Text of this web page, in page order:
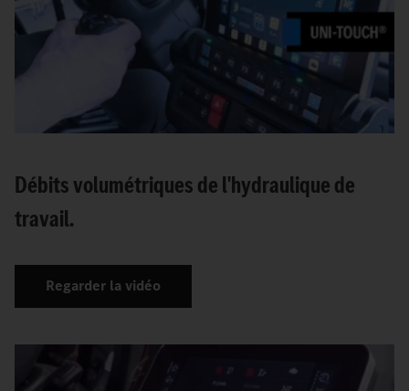
Débits volumétriques de l'hydraulique de
travail.
Regarder la vidéo